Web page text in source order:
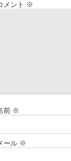
メント ※
前 ※
ール ※